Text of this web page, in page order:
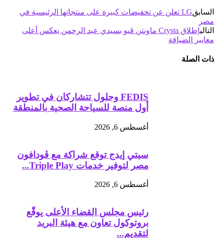
السابق
LG تعلن عن تخفيضات كبيرة على منتجاتها الرئيسية في
مصر
التالي
إطلاق Crysta ماونتن ڤيو بسيدي عبد الرحمن يعكس أعلى
معايير الضيافة
ذات الصلة
FEDIS وحلول تتشاركان في تطوير
أول منصة للسياحة الصحية بالمنطقة
أغسطس 6, 2026
سيتي إيدج توقع شراكة مع ڤودافون
مصر لتوفير خدمات Triple Play...
أغسطس 6, 2026
رئيس مجلس القضاء الأعلى يوقّع
بروتوكول تعاون مع هيئة البريد
لتقديم...